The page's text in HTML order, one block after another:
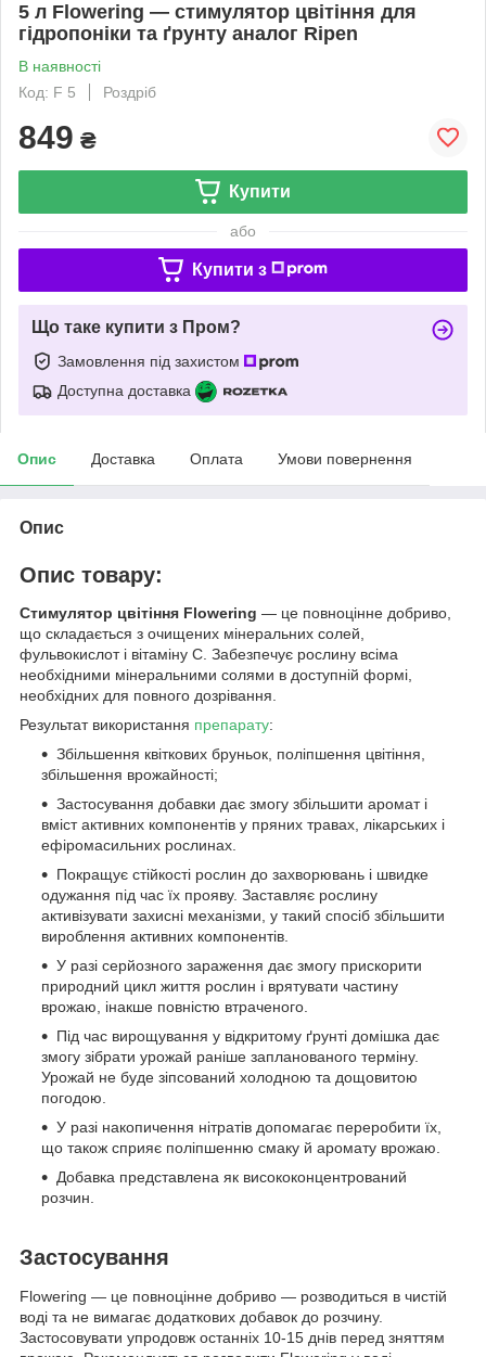
5 л Flowering — стимулятор цвітіння для
гідропоніки та ґрунту аналог Ripen
В наявності
Код: F 5
Роздріб
849 ₴
Купити
або
Купити з
Що таке купити з Пром?
Замовлення під захистом
Доступна доставка
Опис Доставка Оплата Умови повернення
Опис
Опис товару:
Стимулятор цвітіння Flowering — це повноцінне добриво,
що складається з очищених мінеральних солей,
фульвокислот і вітаміну С. Забезпечує рослину всіма
необхідними мінеральними солями в доступній формі,
необхідних для повного дозрівання.
Результат використання препарату:
Збільшення квіткових бруньок, поліпшення цвітіння,
збільшення врожайності;
Застосування добавки дає змогу збільшити аромат і
вміст активних компонентів у пряних травах, лікарських і
ефіромасильних рослинах.
Покращує стійкості рослин до захворювань і швидке
одужання під час їх прояву. Заставляє рослину
активізувати захисні механізми, у такий спосіб збільшити
вироблення активних компонентів.
У разі серйозного зараження дає змогу прискорити
природний цикл життя рослин і врятувати частину
врожаю, інакше повністю втраченого.
Під час вирощування у відкритому ґрунті домішка дає
змогу зібрати урожай раніше запланованого терміну.
Урожай не буде зіпсований холодною та дощовитою
погодою.
У разі накопичення нітратів допомагає переробити їх,
що також сприяє поліпшенню смаку й аромату врожаю.
Добавка представлена як висококонцентрований
розчин.
Застосування
Flowering — це повноцінне добриво — розводиться в чистій
воді та не вимагає додаткових добавок до розчину.
Застосовувати упродовж останніх 10-15 днів перед зняттям